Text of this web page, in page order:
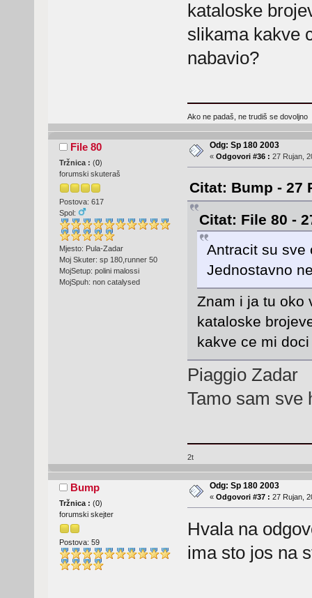
kataloske
slikama kakve
nabavio?
Ako ne padaš, ne trudiš se dovoljno
File 80
Tržnica : (0)
forumski skuteraš
Postova: 617
Spol:
Mjesto: Pula-Zadar
Moj Skuter: sp 180,runner 50
MojSetup: polini malossi
MojSpuh: non catalysed
Odg: Sp 180 2003
« Odgovori #36 : 27 Rujan,
Citat: Bump - 27
Citat: File 80 -
Antracit su sve
Jednostavno
Znam i ja tu oko
kataloske
kakve ce mi
Piaggio Zadar
Tamo sam sve
2t
Bump
Tržnica : (0)
forumski skejter
Postova: 59
Odg: Sp 180 2003
« Odgovori #37 : 27 Rujan,
Hvala na
ima sto jos na